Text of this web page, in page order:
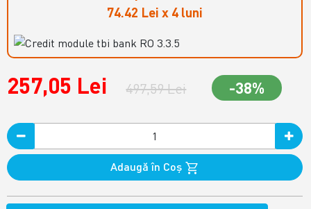
74.42 Lei x 4 luni
257,05 Lei 497,59 Lei -38%
Adaugă în Coş